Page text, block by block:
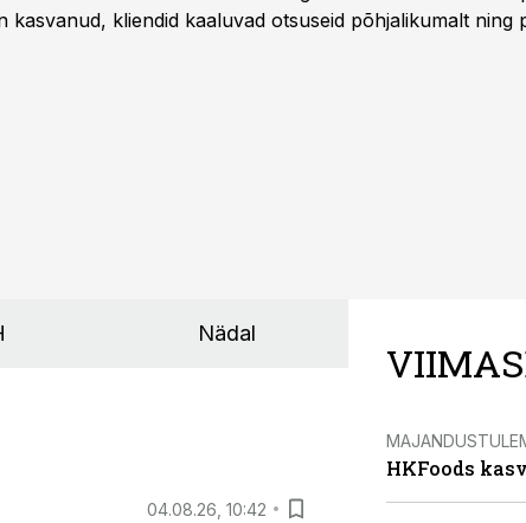
kasvanud, kliendid kaaluvad otsuseid põhjalikumalt ning
Nädal
04.08.26, 10:42
HKFoods